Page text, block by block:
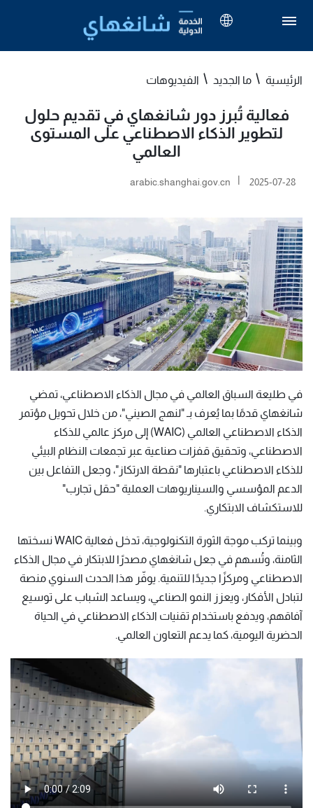
الرئيسية ما الجديد الفيديوهات
فعالية تُبرز دور شانغهاي في تقديم حلول
لتطوير الذكاء الاصطناعي على المستوى
العالمي
arabic.shanghai.gov.cn 2025-07-28
في طليعة السباق العالمي في مجال الذكاء الاصطناعي، تمضي
شانغهاي قدمًا بما يُعرف بـ "لنهج الصيني"، من خلال تحويل مؤتمر
الذكاء الاصطناعي العالمي (WAIC) إلى مركز عالمي للذكاء
الاصطناعي، وتحقيق قفزات صناعية عبر تجمعات النظام البيئي
للذكاء الاصطناعي باعتبارها "نقطة الارتكاز"، وجعل التفاعل بين
الدعم المؤسسي والسيناريوهات العملية "حقل تجارب"
للاستكشاف الابتكاري.
وبينما تركب موجة الثورة التكنولوجية، تدخل فعالية WAIC نسختها
الثامنة، وتُسهم في جعل شانغهاي مصدرًا للابتكار في مجال الذكاء
الاصطناعي ومركزًا جديدًا للتنمية. يوفّر هذا الحدث السنوي منصة
لتبادل الأفكار، ويعزز النمو الصناعي، ويساعد الشباب على توسيع
آفاقهم، ويدفع باستخدام تقنيات الذكاء الاصطناعي في الحياة
الحضرية اليومية، كما يدعم التعاون العالمي.